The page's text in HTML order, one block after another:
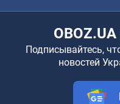
Подписывайтесь,
новостей